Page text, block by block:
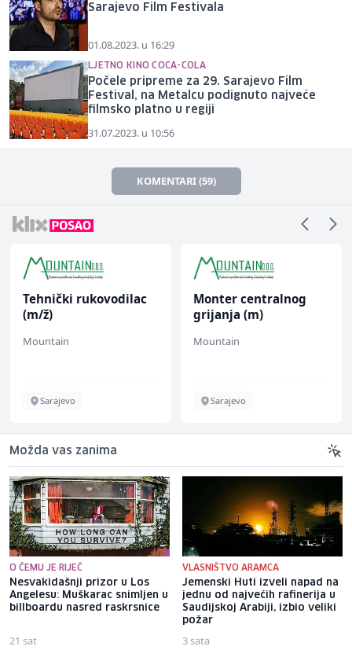
Sarajevo Film Festivala
01.08.2023. u 16:29
LJETNO KINO COCA-COLA
Počele pripreme za 29. Sarajevo Film
Festival, na Metalcu podignuto najveće
filmsko platno u regiji
31.07.2023. u 10:56
KOMENTARI (59)
Tehnički rukovodilac
(m/ž)
Mountain
Sarajevo
Monter centralnog
grijanja (m)
Mountain
Sarajevo
Možda vas zanima
O ČEMU JE RIJEČ
Nesvakidašnji prizor u Los
Angelesu: Muškarac snimljen u
billboardu nasred raskrsnice
21 sat
VLASNIŠTVO ARAMCA
Jemenski Huti izveli napad na
jednu od najvećih rafinerija u
Saudijskoj Arabiji, izbio veliki
požar
3 sata